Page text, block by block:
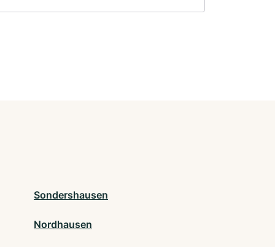
Sondershausen
Nordhausen